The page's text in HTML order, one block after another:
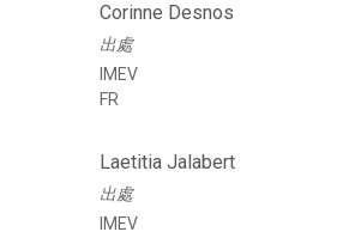
Corinne Desnos
出處
IMEV
FR
Laetitia Jalabert
出處
IMEV